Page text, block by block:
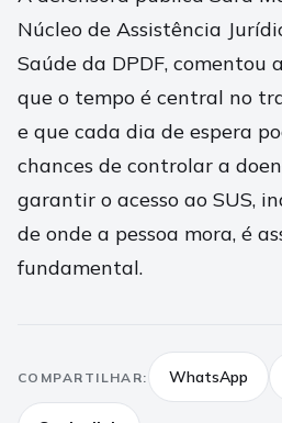
Núcleo de Assistência
Saúde da DPDF, comentou
que o tempo é central no
e que cada dia de espera
chances de controlar a
garantir o acesso ao SUS,
de onde a pessoa mora, é
fundamental.
COMPARTILHAR: WhatsApp